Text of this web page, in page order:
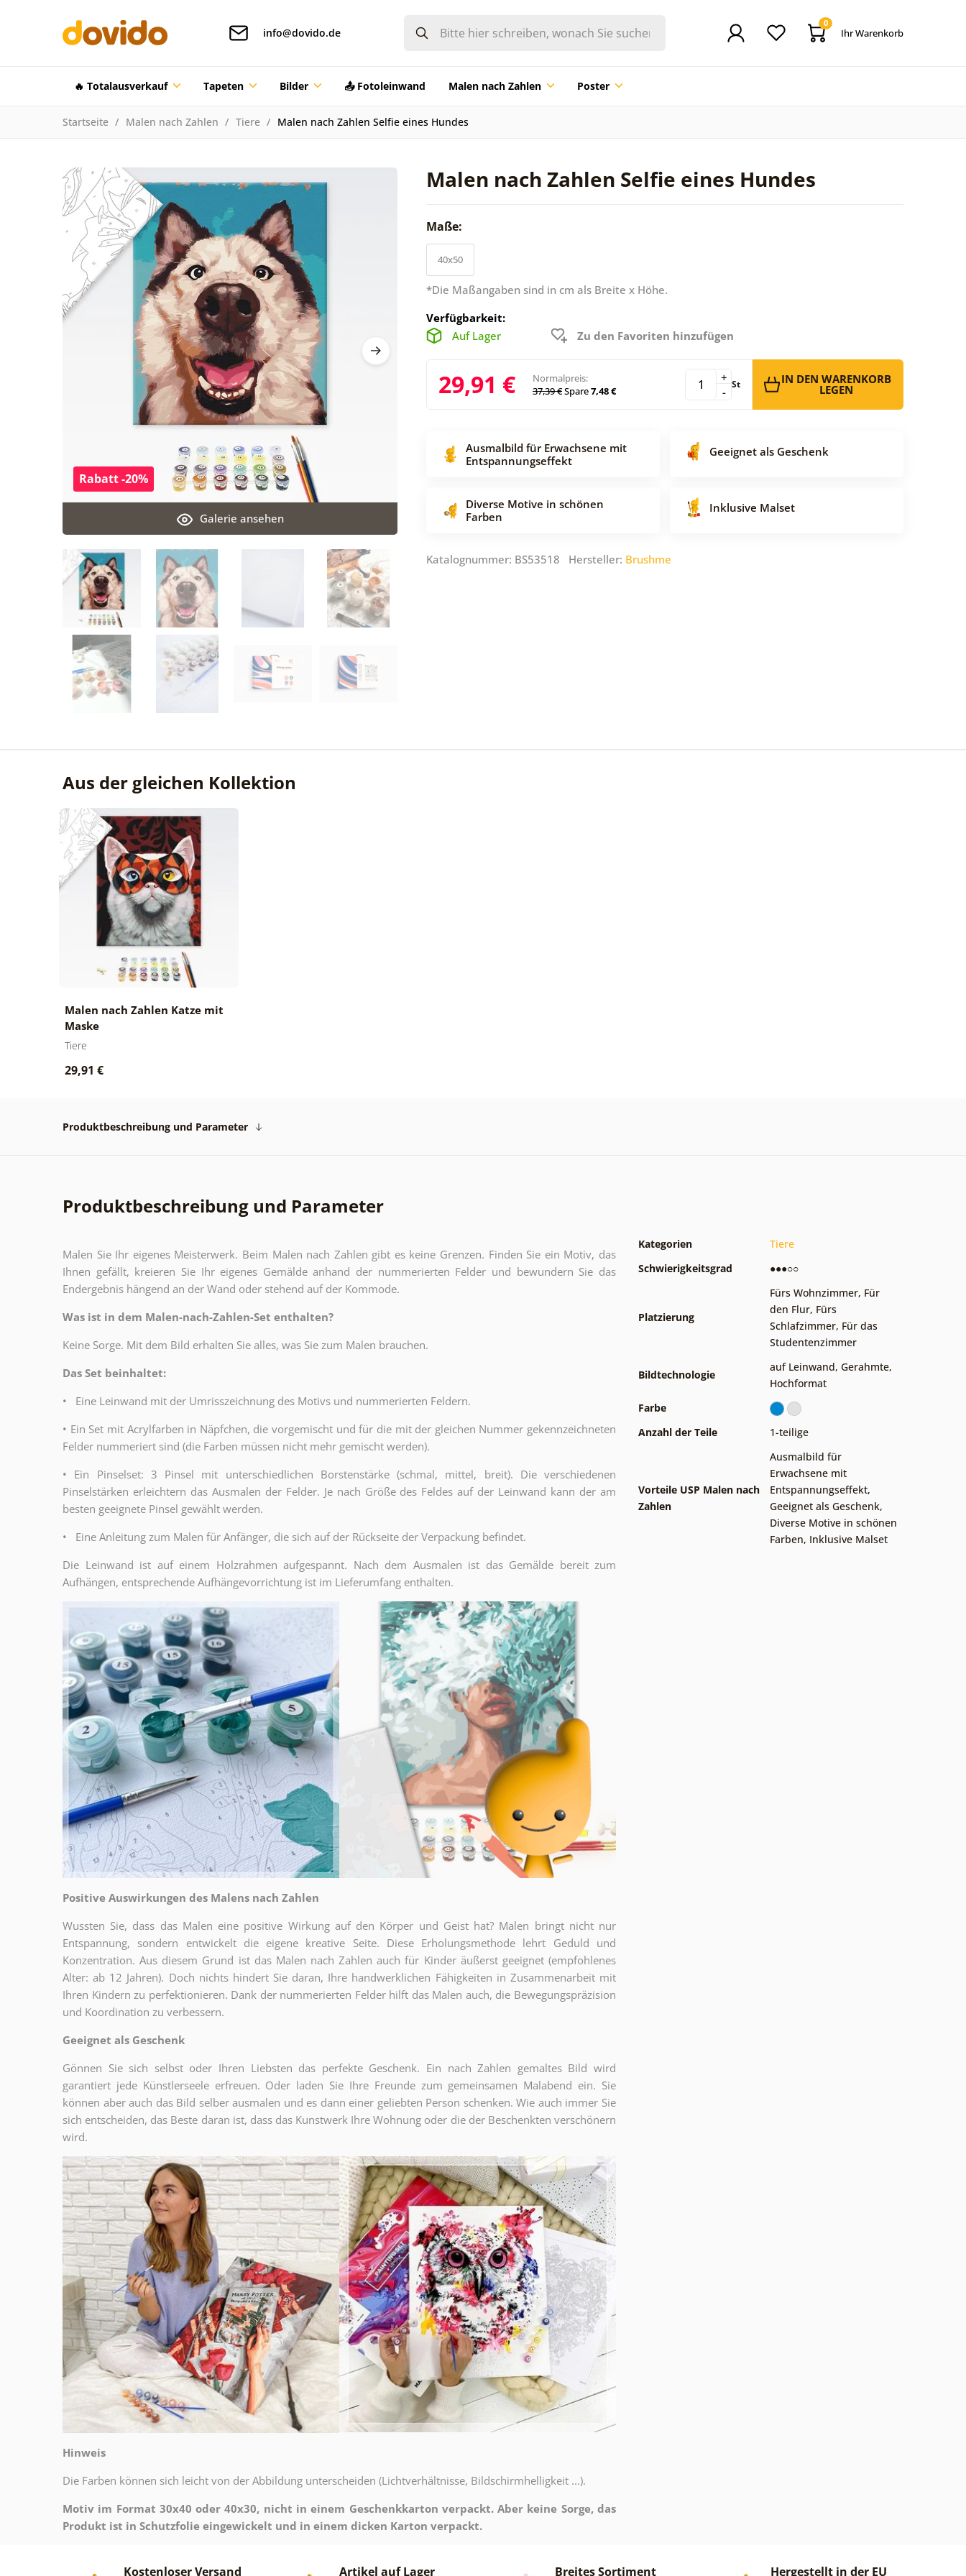
info@dovido.de
0
Ihr Warenkorb
🔥 Totalausverkauf Tapeten Bilder 📤 Fotoleinwand Malen nach Zahlen Poster
Startseite Malen nach Zahlen Tiere Malen nach Zahlen Selfie eines Hundes
Malen nach Zahlen Selfie eines Hundes
Galerie ansehen
Rabatt -20%
Maße:
40x50
*Die Maßangaben sind in cm als Breite x Höhe.
Verfügbarkeit:
Auf Lager
Zu den Favoriten hinzufügen
29,91 €
Normalpreis:
37,39 €Spare7,48 € -
+ St IN DEN WARENKORB
LEGEN
Ausmalbild für Erwachsene mit
Entspannungseffekt
Geeignet als Geschenk
Diverse Motive in schönen
Farben
Inklusive Malset
Katalognummer: BS53518 Hersteller: Brushme
Aus der gleichen Kollektion
Malen nach Zahlen Katze mit
Maske
Tiere
29,91 €
Produktbeschreibung und Parameter
Produktbeschreibung und Parameter
Malen Sie Ihr eigenes Meisterwerk. Beim Malen nach Zahlen gibt es keine Grenzen. Finden Sie ein Motiv, das
Ihnen gefällt, kreieren Sie Ihr eigenes Gemälde anhand der nummerierten Felder und bewundern Sie das
Endergebnis hängend an der Wand oder stehend auf der Kommode.
Was ist in dem Malen-nach-Zahlen-Set enthalten?
Keine Sorge. Mit dem Bild erhalten Sie alles, was Sie zum Malen brauchen.
Das Set beinhaltet:
• Eine Leinwand mit der Umrisszeichnung des Motivs und nummerierten Feldern.
• Ein Set mit Acrylfarben in Näpfchen, die vorgemischt und für die mit der gleichen Nummer gekennzeichneten
Felder nummeriert sind (die Farben müssen nicht mehr gemischt werden).
• Ein Pinselset: 3 Pinsel mit unterschiedlichen Borstenstärke (schmal, mittel, breit). Die verschiedenen
Pinselstärken erleichtern das Ausmalen der Felder. Je nach Größe des Feldes auf der Leinwand kann der am
besten geeignete Pinsel gewählt werden.
• Eine Anleitung zum Malen für Anfänger, die sich auf der Rückseite der Verpackung befindet.
Die Leinwand ist auf einem Holzrahmen aufgespannt. Nach dem Ausmalen ist das Gemälde bereit zum
Aufhängen, entsprechende Aufhängevorrichtung ist im Lieferumfang enthalten.
Positive Auswirkungen des Malens nach Zahlen
Wussten Sie, dass das Malen eine positive Wirkung auf den Körper und Geist hat? Malen bringt nicht nur
Entspannung, sondern entwickelt die eigene kreative Seite. Diese Erholungsmethode lehrt Geduld und
Konzentration. Aus diesem Grund ist das Malen nach Zahlen auch für Kinder äußerst geeignet (empfohlenes
Alter: ab 12 Jahren). Doch nichts hindert Sie daran, Ihre handwerklichen Fähigkeiten in Zusammenarbeit mit
Ihren Kindern zu perfektionieren. Dank der nummerierten Felder hilft das Malen auch, die Bewegungspräzision
und Koordination zu verbessern.
Geeignet als Geschenk
Gönnen Sie sich selbst oder Ihren Liebsten das perfekte Geschenk. Ein nach Zahlen gemaltes Bild wird
garantiert jede Künstlerseele erfreuen. Oder laden Sie Ihre Freunde zum gemeinsamen Malabend ein. Sie
können aber auch das Bild selber ausmalen und es dann einer geliebten Person schenken. Wie auch immer Sie
sich entscheiden, das Beste daran ist, dass das Kunstwerk Ihre Wohnung oder die der Beschenkten verschönern
wird.
Hinweis
Die Farben können sich leicht von der Abbildung unterscheiden (Lichtverhältnisse, Bildschirmhelligkeit ...).
Motiv im Format 30x40 oder 40x30, nicht in einem Geschenkkarton verpackt. Aber keine Sorge, das
Produkt ist in Schutzfolie eingewickelt und in einem dicken Karton verpackt.
Kategorien
Tiere
Schwierigkeitsgrad
●●●○○
Platzierung
Fürs Wohnzimmer, Für
den Flur, Fürs
Schlafzimmer, Für das
Studentenzimmer
Bildtechnologie
auf Leinwand, Gerahmte,
Hochformat
Farbe
Anzahl der Teile
1-teilige
Vorteile USP Malen nach
Zahlen
Ausmalbild für
Erwachsene mit
Entspannungseffekt,
Geeignet als Geschenk,
Diverse Motive in schönen
Farben, Inklusive Malset
Kostenloser Versand Artikel auf Lager Breites Sortiment Hergestellt in der EU